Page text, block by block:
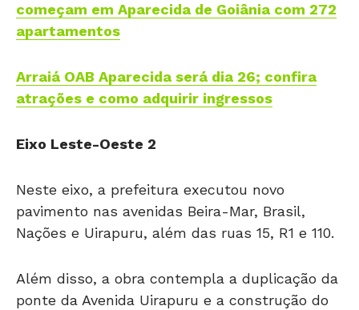
começam em Aparecida de Goiânia com 272
apartamentos
Arraiá OAB Aparecida será dia 26; confira
atrações e como adquirir ingressos
Eixo Leste-Oeste 2
Neste eixo, a prefeitura executou novo
pavimento nas avenidas Beira-Mar, Brasil,
Nações e Uirapuru, além das ruas 15, R1 e 110.
Além disso, a obra contempla a duplicação da
ponte da Avenida Uirapuru e a construção do